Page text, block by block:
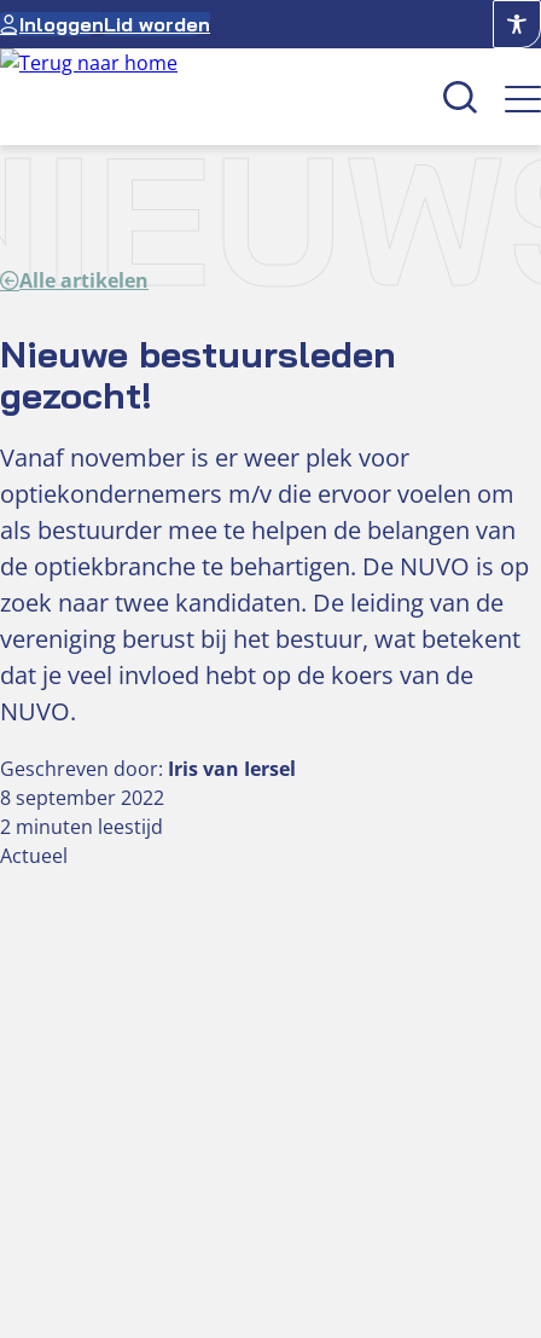
Ga
naar
de
InloggenLid worden
Over NUVO
Alle artikelen
Nieuwe bestuursleden
gezocht!
Vanaf november is er weer plek voor
optiekondernemers m/v die ervoor voelen om
als bestuurder mee te helpen de belangen van
de optiekbranche te behartigen. De NUVO is op
zoek naar twee kandidaten. De leiding van de
vereniging berust bij het bestuur, wat betekent
dat je veel invloed hebt op de koers van de
NUVO.
Geschreven door: Iris van Iersel
8 september 2022
2 minuten leestijd
Actueel